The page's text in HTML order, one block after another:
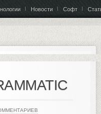
Новости Софт